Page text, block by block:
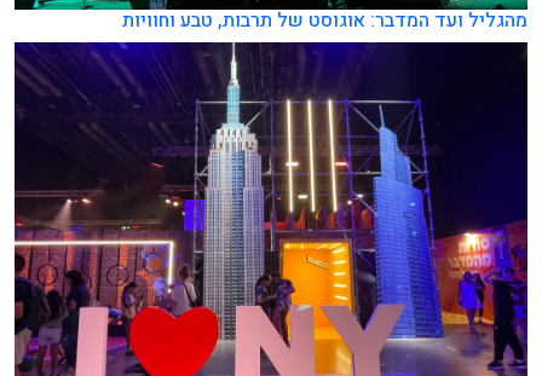
מהגליל ועד המדבר: אוגוסט של תרבות, טבע וחוויות